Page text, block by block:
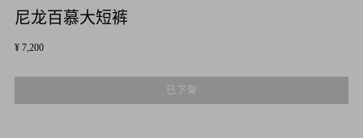
尼龙百慕大短裤
¥ 7,200
已下架